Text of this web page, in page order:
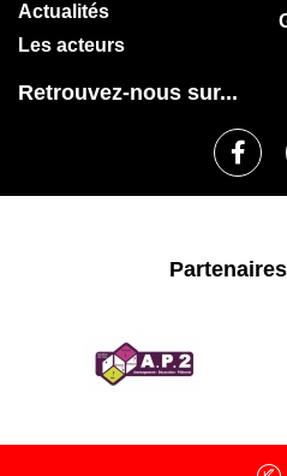
Actualités
Les acteurs
Retrouvez-nous sur...